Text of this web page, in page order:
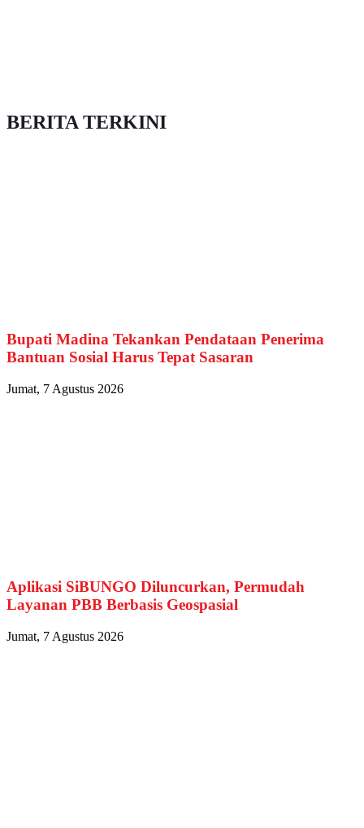
BERITA TERKINI
Bupati Madina Tekankan Pendataan Penerima
Bantuan Sosial Harus Tepat Sasaran
Jumat, 7 Agustus 2026
Aplikasi SiBUNGO Diluncurkan, Permudah
Layanan PBB Berbasis Geospasial
Jumat, 7 Agustus 2026